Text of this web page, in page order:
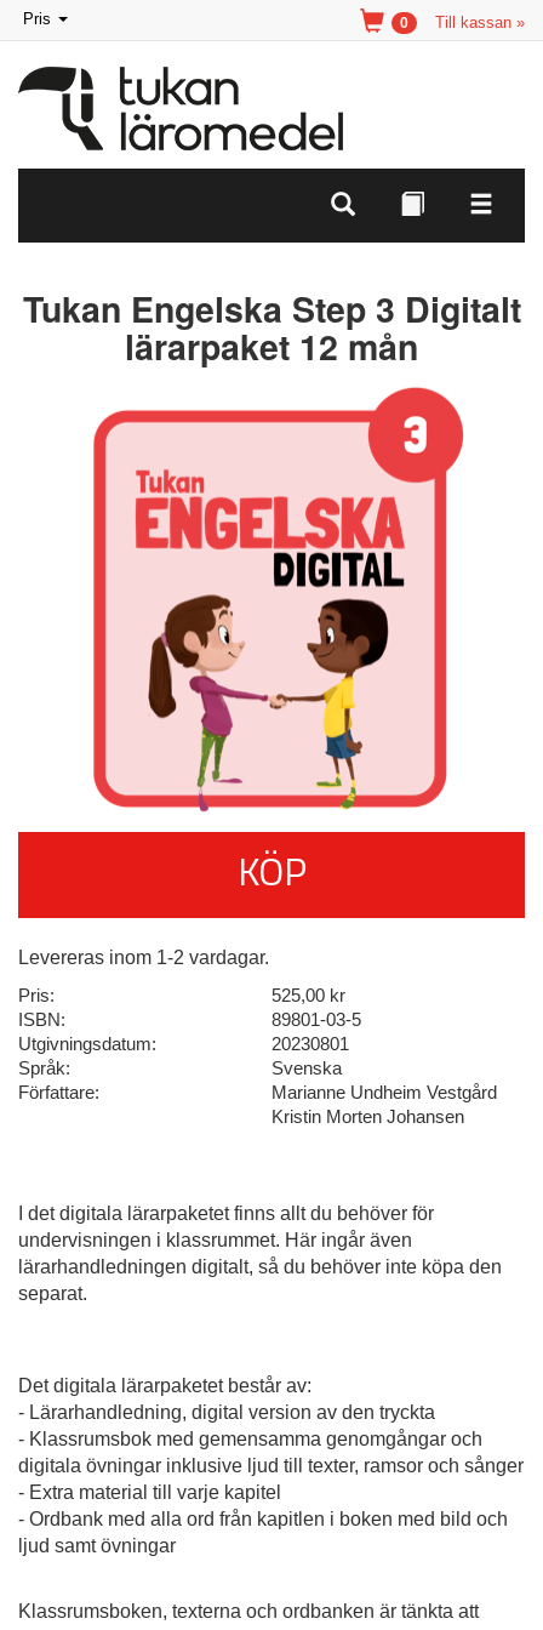
Toggle
navigation
Pris Till kassan »
0
Tukan Engelska Step 3 Digitalt
lärarpaket 12 mån
KÖP
Levereras inom 1-2 vardagar.
Pris:
525,00 kr
ISBN:
89801-03-5
Utgivningsdatum:
20230801
Språk:
Svenska
Författare:
Marianne Undheim Vestgård
Kristin Morten Johansen
I det digitala lärarpaketet finns allt du behöver för
undervisningen i klassrummet. Här ingår även
lärarhandledningen digitalt, så du behöver inte köpa den
separat.
Det digitala lärarpaketet består av:
- Lärarhandledning, digital version av den tryckta
- Klassrumsbok med gemensamma genomgångar och
digitala övningar inklusive ljud till texter, ramsor och sånger
- Extra material till varje kapitel
- Ordbank med alla ord från kapitlen i boken med bild och
ljud samt övningar
Klassrumsboken, texterna och ordbanken är tänkta att